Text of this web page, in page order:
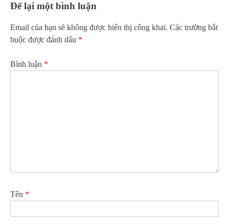
Để lại một bình luận
Email của bạn sẽ không được hiển thị công khai. Các trường bắt
buộc được đánh dấu *
Bình luận *
Tên *